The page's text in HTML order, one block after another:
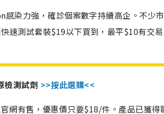
染力強，確診個案數字持續高企。不少
速測試套裝$19以下買到，最平$10有交
檢測試劑 >>按此選購<<
網有售，優惠價只要$18/件。產品已獲